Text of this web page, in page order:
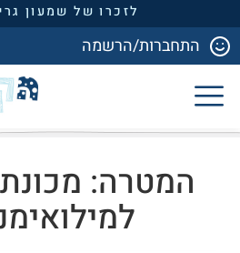
לזכרו של שמעון
התחברות/הרשמה
המטרה: מכונת